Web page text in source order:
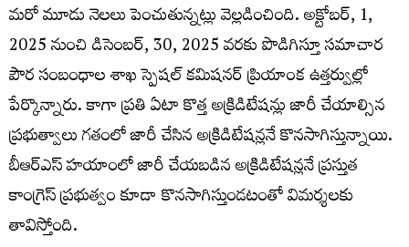
మరో మూడు నెలలు పెంచుతున్నట్లు వెల్లడించింది. అక్టోబర్, 1,
2025 నుంచి డిసెంబర్, 30, 2025 వరకు పొడిగిస్తూ సమాచార
పౌర సంబంధాల శాఖ స్పెషల్ కమిషనర్ ప్రియాంక ఉత్తర్వుల్లో
పేర్కొన్నారు. కాగా ప్రతి ఏటా కొత్త అక్రిడిటేషన్లు జారీ చేయాల్సిన
ప్రభుత్వాలు గతంలో జారీ చేసిన అక్రిడిటేషన్లనే కొనసాగిస్తున్నాయి.
బీఆర్ఎస్ హయాంలో జారీ చేయబడిన అక్రిడిటేషన్లనే ప్రస్తుత
కాంగ్రెస్ ప్రభుత్వం కూడా కొనసాగిస్తుండటంతో విమర్శలకు
తావిస్తోంది.